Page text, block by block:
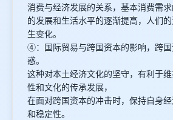
消费与经济发展的关系，基本消费需
的发展和生活水平的逐渐提高，人们
生变化。
④：国际贸易与跨国资本的影响，跨
惑。
这种对本土经济文化的坚守，有利于
性和文化的传承发展，
在面对跨国资本的冲击时，保持自身
和稳定性。